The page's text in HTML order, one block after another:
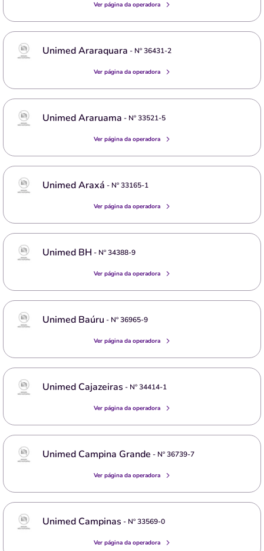
Ver página da operadora
Unimed Araraquara - Nº36431-2
Ver página da operadora
Unimed Araruama - Nº33521-5
Ver página da operadora
Unimed Araxá - Nº33165-1
Ver página da operadora
Unimed BH - Nº34388-9
Ver página da operadora
Unimed Baúru - Nº36965-9
Ver página da operadora
Unimed Cajazeiras - Nº34414-1
Ver página da operadora
Unimed Campina Grande - Nº36739-7
Ver página da operadora
Unimed Campinas - Nº33569-0
Ver página da operadora